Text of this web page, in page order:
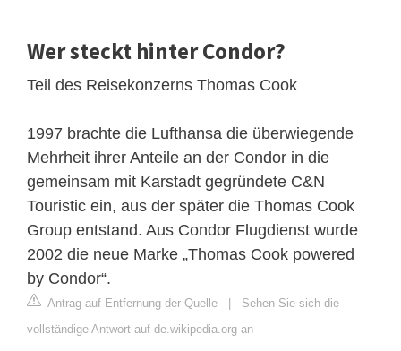
Wer steckt hinter Condor?
Teil des Reisekonzerns Thomas Cook
1997 brachte die Lufthansa die überwiegende
Mehrheit ihrer Anteile an der Condor in die
gemeinsam mit Karstadt gegründete C&N
Touristic ein, aus der später die Thomas Cook
Group entstand. Aus Condor Flugdienst wurde
2002 die neue Marke „Thomas Cook powered
by Condor“.
Antrag auf Entfernung der Quelle | Sehen Sie sich die
vollständige Antwort auf de.wikipedia.org an